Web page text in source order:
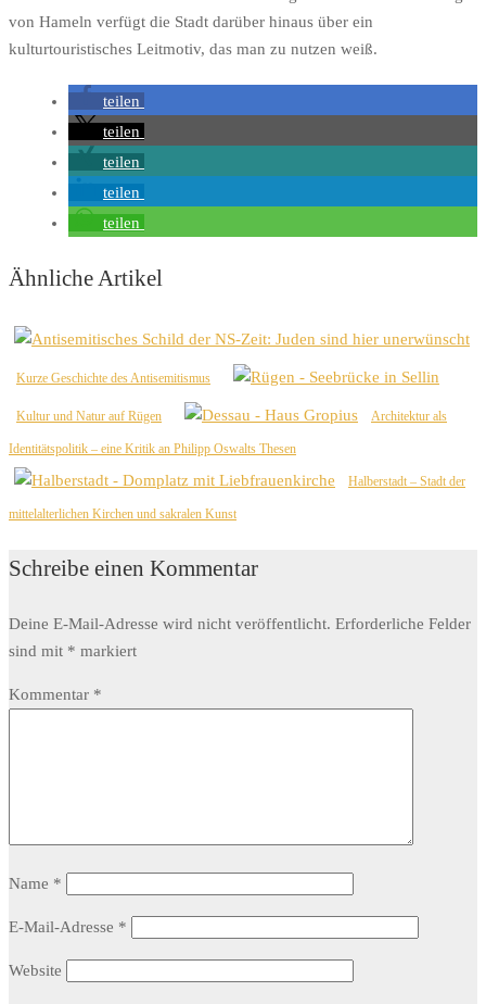
von Hameln verfügt die Stadt darüber hinaus über ein
kulturtouristisches Leitmotiv, das man zu nutzen weiß.
teilen
teilen
teilen
teilen
teilen
Ähnliche Artikel
Kurze Geschichte des Antisemitismus
Kultur und Natur auf Rügen Architektur als
Identitätspolitik – eine Kritik an Philipp Oswalts Thesen
Halberstadt – Stadt der
mittelalterlichen Kirchen und sakralen Kunst
Schreibe einen Kommentar
Deine E-Mail-Adresse wird nicht veröffentlicht. Erforderliche Felder
sind mit * markiert
Kommentar *
Name *
E-Mail-Adresse *
Website